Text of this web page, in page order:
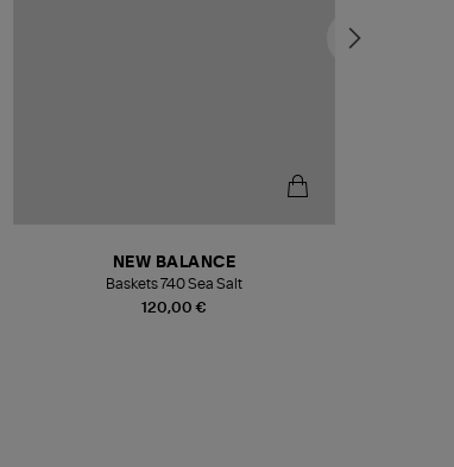
120,00 €
NEW BALANCE
Baskets 740 Sea Salt